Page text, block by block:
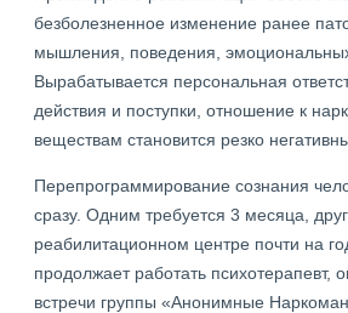
безболезненное изменение ранее
мышления, поведения,
Вырабатывается персональная
действия и поступки, отношение к
веществам становится резко
Перепрограммирование сознания
сразу. Одним требуется 3 месяца,
реабилитационном центре почти на
продолжает работать психотерапевт,
встречи группы «Анонимные